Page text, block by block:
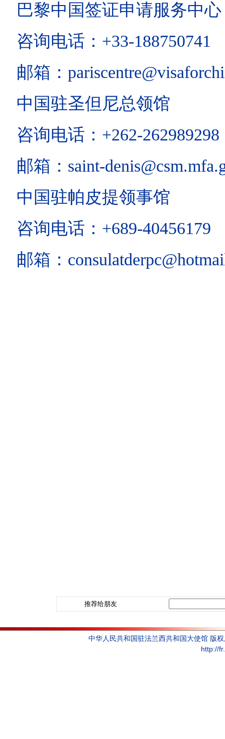
巴黎中国签证申请服务中心
咨询电话：+33-188750741
邮箱：
中国驻圣但尼总领馆
咨询电话：+262-262989298
邮箱：saint-
中国驻帕皮提领事馆
咨询电话：+689-40456179
邮箱：
推荐给朋友
中华人民共和国驻法兰西共和国大使馆 版
http://